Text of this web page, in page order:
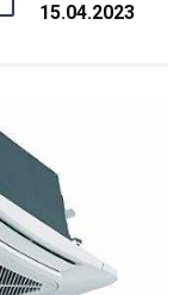
15.04.2023